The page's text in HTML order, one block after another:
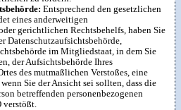
Entsprechend den gesetzlichen
eines anderweitigen
gerichtlichen Rechtsbehelfs, haben Sie
Datenschutzaufsichtsbehörde,
im Mitgliedstaat, in dem Sie
der Aufsichtsbehörde Ihres
des mutmaßlichen Verstoßes, eine
Sie der Ansicht sei sollten, dass die
betreffenden personenbezogenen
verstößt.